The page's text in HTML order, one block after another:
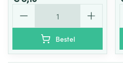
Bestel